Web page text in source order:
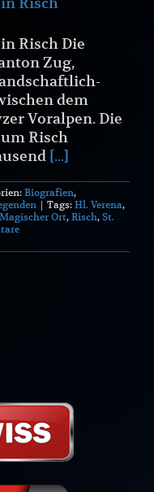
Risch Die
Zug,
dem
Voralpen. Die
Risch
[...]
Biografien,
| Tags: Hl. Verena,
Magischer Ort, Risch, St.